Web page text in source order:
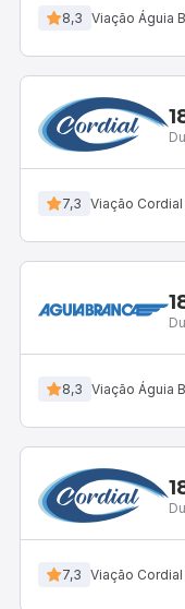
8,3 Viação Águia
7,3 Viação
8,3 Viação Águia
7,3 Viação